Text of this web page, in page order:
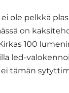
ei ole pelkkä
on
100
led-
tämän